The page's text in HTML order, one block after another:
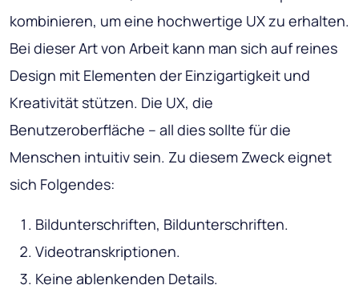
kombinieren, um eine hochwertige UX zu erhalten.
Bei dieser Art von Arbeit kann man sich auf reines
Design mit Elementen der Einzigartigkeit und
Kreativität stützen. Die UX, die
Benutzeroberfläche – all dies sollte für die
Menschen intuitiv sein. Zu diesem Zweck eignet
sich Folgendes:
Bildunterschriften, Bildunterschriften.
Videotranskriptionen.
Keine ablenkenden Details.